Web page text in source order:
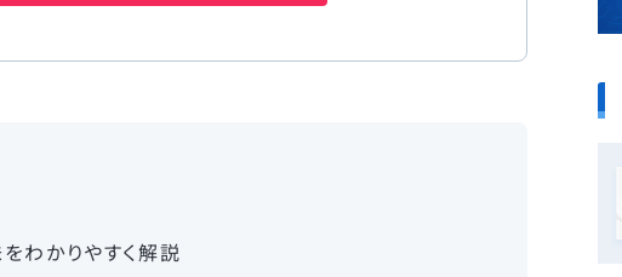
わかりやすく解説